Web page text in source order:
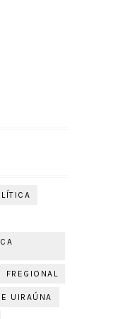
FREGIONAL
UIRAÚNA